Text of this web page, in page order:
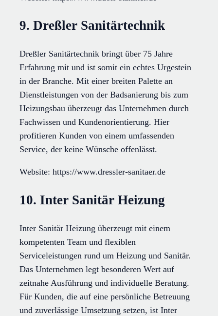
9. Dreßler Sanitärtechnik
Dreßler Sanitärtechnik bringt über 75 Jahre
Erfahrung mit und ist somit ein echtes Urgestein
in der Branche. Mit einer breiten Palette an
Dienstleistungen von der Badsanierung bis zum
Heizungsbau überzeugt das Unternehmen durch
Fachwissen und Kundenorientierung. Hier
profitieren Kunden von einem umfassenden
Service, der keine Wünsche offenlässt.
Website: https://www.dressler-sanitaer.de
10. Inter Sanitär Heizung
Inter Sanitär Heizung überzeugt mit einem
kompetenten Team und flexiblen
Serviceleistungen rund um Heizung und Sanitär.
Das Unternehmen legt besonderen Wert auf
zeitnahe Ausführung und individuelle Beratung.
Für Kunden, die auf eine persönliche Betreuung
und zuverlässige Umsetzung setzen, ist Inter